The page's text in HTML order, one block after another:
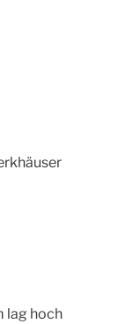
lag hoch